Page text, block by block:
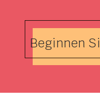
Beginnen